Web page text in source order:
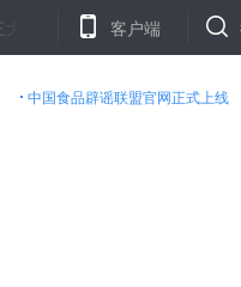
０日收盘涨跌互现 详讯
客户端
中国食品辟谣联盟官网正式上线